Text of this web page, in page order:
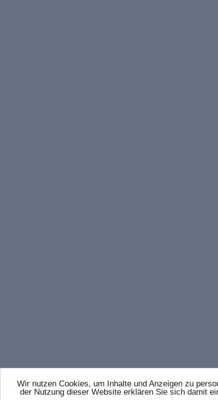
Wir nutzen Cookies, um Inhalte und Anzeigen zu
der Nutzung dieser Website erklären Sie sich damit